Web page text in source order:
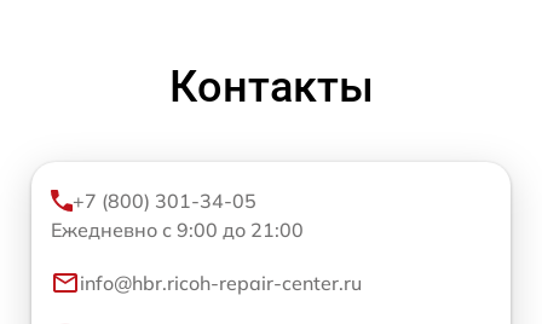
Контакты
+7 (800) 301-34-05
Ежедневно с 9:00 до 21:00
info@hbr.ricoh-repair-center.ru